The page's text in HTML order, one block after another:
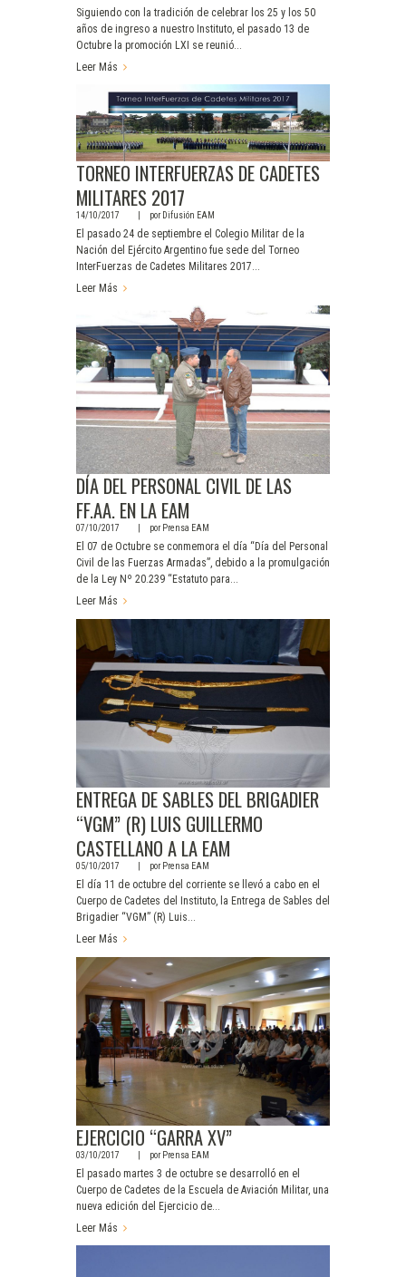
Siguiendo con la tradición de celebrar los 25 y los 50
años de ingreso a nuestro Instituto, el pasado 13 de
Octubre la promoción LXI se reunió...
Leer Más
TORNEO INTERFUERZAS DE CADETES
MILITARES 2017
14/10/2017 porDifusión EAM
El pasado 24 de septiembre el Colegio Militar de la
Nación del Ejército Argentino fue sede del Torneo
InterFuerzas de Cadetes Militares 2017...
Leer Más
DÍA DEL PERSONAL CIVIL DE LAS
FF.AA. EN LA EAM
07/10/2017 porPrensa EAM
El 07 de Octubre se conmemora el día “Día del Personal
Civil de las Fuerzas Armadas”, debido a la promulgación
de la Ley Nº 20.239 “Estatuto para...
Leer Más
ENTREGA DE SABLES DEL BRIGADIER
“VGM” (R) LUIS GUILLERMO
CASTELLANO A LA EAM
05/10/2017 porPrensa EAM
El día 11 de octubre del corriente se llevó a cabo en el
Cuerpo de Cadetes del Instituto, la Entrega de Sables del
Brigadier “VGM” (R) Luis...
Leer Más
EJERCICIO “GARRA XV”
03/10/2017 porPrensa EAM
El pasado martes 3 de octubre se desarrolló en el
Cuerpo de Cadetes de la Escuela de Aviación Militar, una
nueva edición del Ejercicio de...
Leer Más